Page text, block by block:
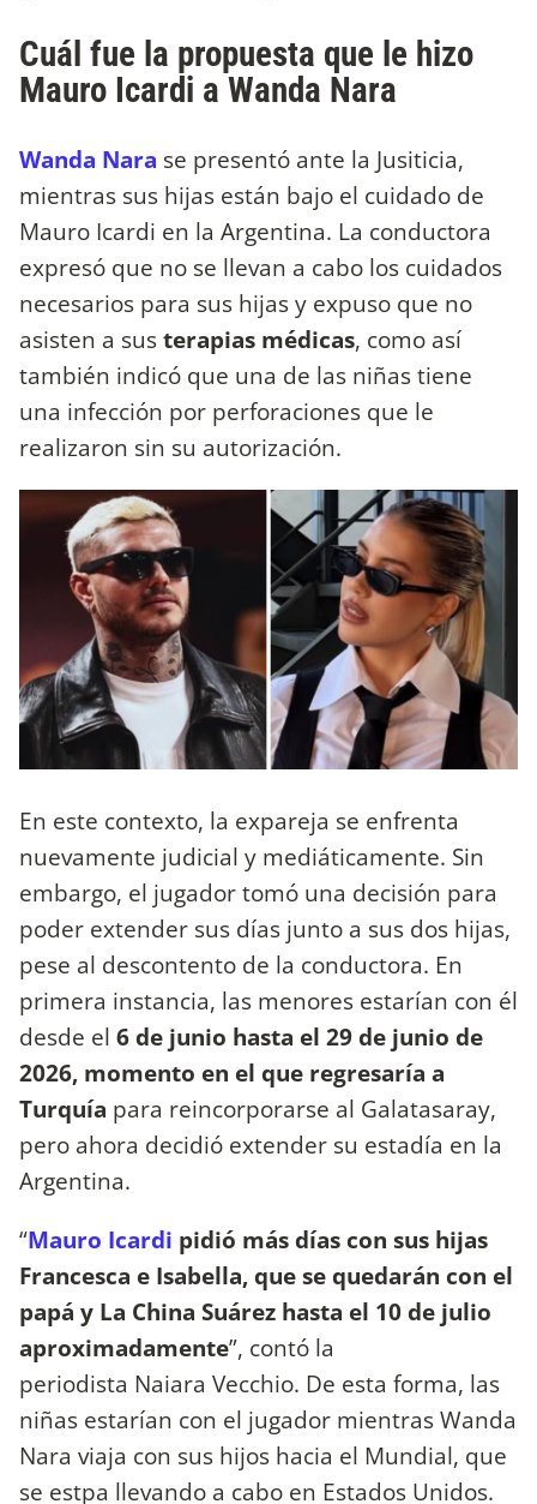
Cuál fue la propuesta que le hizo
Mauro Icardi a Wanda Nara
Wanda Nara se presentó ante la Jusiticia,
mientras sus hijas están bajo el cuidado de
Mauro Icardi en la Argentina. La conductora
expresó que no se llevan a cabo los cuidados
necesarios para sus hijas y expuso que no
asisten a susterapias médicas, como así
también indicó que una de las niñas tiene
una infección por perforaciones que le
realizaron sin su autorización.
En este contexto, la expareja se enfrenta
nuevamente judicial y mediáticamente. Sin
embargo, el jugador tomó una decisión para
poder extender sus días junto a sus dos hijas,
pese al descontento de la conductora. En
primera instancia, las menores estarían con él
desde el 6 de junio hasta el 29 de junio de
2026, momento en el que regresaría a
Turquía para reincorporarse al Galatasaray,
pero ahora decidió extender su estadía en la
Argentina.
“Mauro Icardi pidió más días con sus hijas
Francesca e Isabella, que se quedarán con el
papá y La China Suárez hasta el 10 de julio
aproximadamente”, contó la
periodista Naiara Vecchio. De esta forma, las
niñas estarían con el jugador mientras Wanda
Nara viaja con sus hijos hacia el Mundial, que
se estpa llevando a cabo en Estados Unidos.